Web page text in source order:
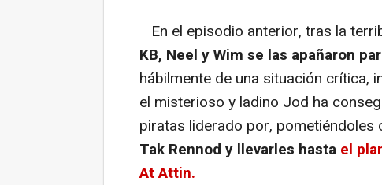
En el episodio anterior, tras la
KB, Neel y Wim se las apañaron
hábilmente de una situación crítica,
el misterioso y ladino Jod ha
piratas liderado por, pometiéndoles
Tak Rennod y llevarles hasta el
At Attin.